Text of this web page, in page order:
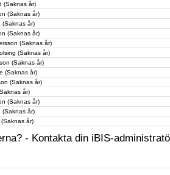
(Saknas år)
(Saknas år)
(Saknas år)
(Saknas år)
(Saknas år)
(Saknas år)
(Saknas år)
(Saknas år)
(Saknas år)
år)
(Saknas år)
(Saknas år)
år)
- Kontakta din iBIS-